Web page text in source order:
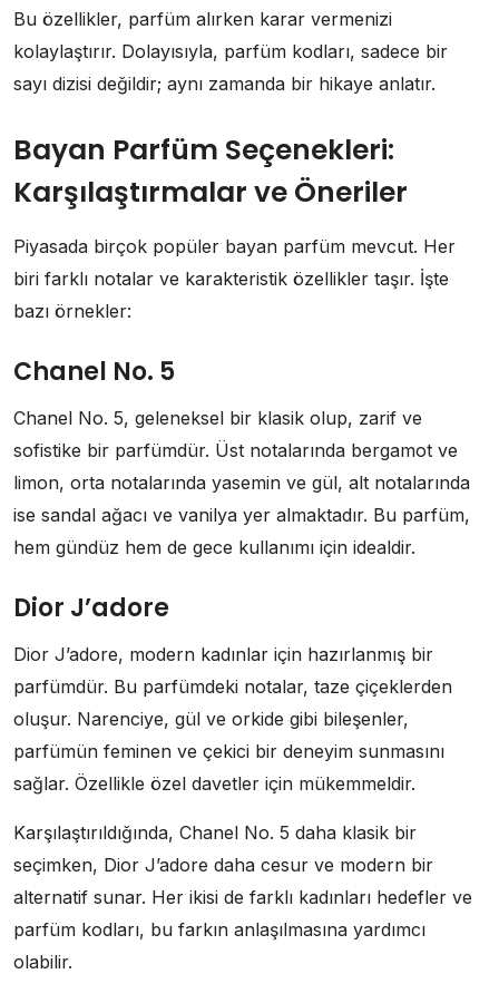
Bu özellikler, parfüm alırken karar vermenizi
kolaylaştırır. Dolayısıyla, parfüm kodları, sadece bir
sayı dizisi değildir; aynı zamanda bir hikaye anlatır.
Bayan Parfüm Seçenekleri:
Karşılaştırmalar ve Öneriler
Piyasada birçok popüler bayan parfüm mevcut. Her
biri farklı notalar ve karakteristik özellikler taşır. İşte
bazı örnekler:
Chanel No. 5
Chanel No. 5, geleneksel bir klasik olup, zarif ve
sofistike bir parfümdür. Üst notalarında bergamot ve
limon, orta notalarında yasemin ve gül, alt notalarında
ise sandal ağacı ve vanilya yer almaktadır. Bu parfüm,
hem gündüz hem de gece kullanımı için idealdir.
Dior J’adore
Dior J’adore, modern kadınlar için hazırlanmış bir
parfümdür. Bu parfümdeki notalar, taze çiçeklerden
oluşur. Narenciye, gül ve orkide gibi bileşenler,
parfümün feminen ve çekici bir deneyim sunmasını
sağlar. Özellikle özel davetler için mükemmeldir.
Karşılaştırıldığında, Chanel No. 5 daha klasik bir
seçimken, Dior J’adore daha cesur ve modern bir
alternatif sunar. Her ikisi de farklı kadınları hedefler ve
parfüm kodları, bu farkın anlaşılmasına yardımcı
olabilir.